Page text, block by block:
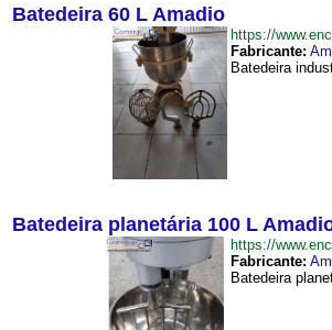
Batedeira 60 L Amadio
https://
Fabricante:
Batedeira
Batedeira planetária 100 L
https://
Fabricante:
Batedeira